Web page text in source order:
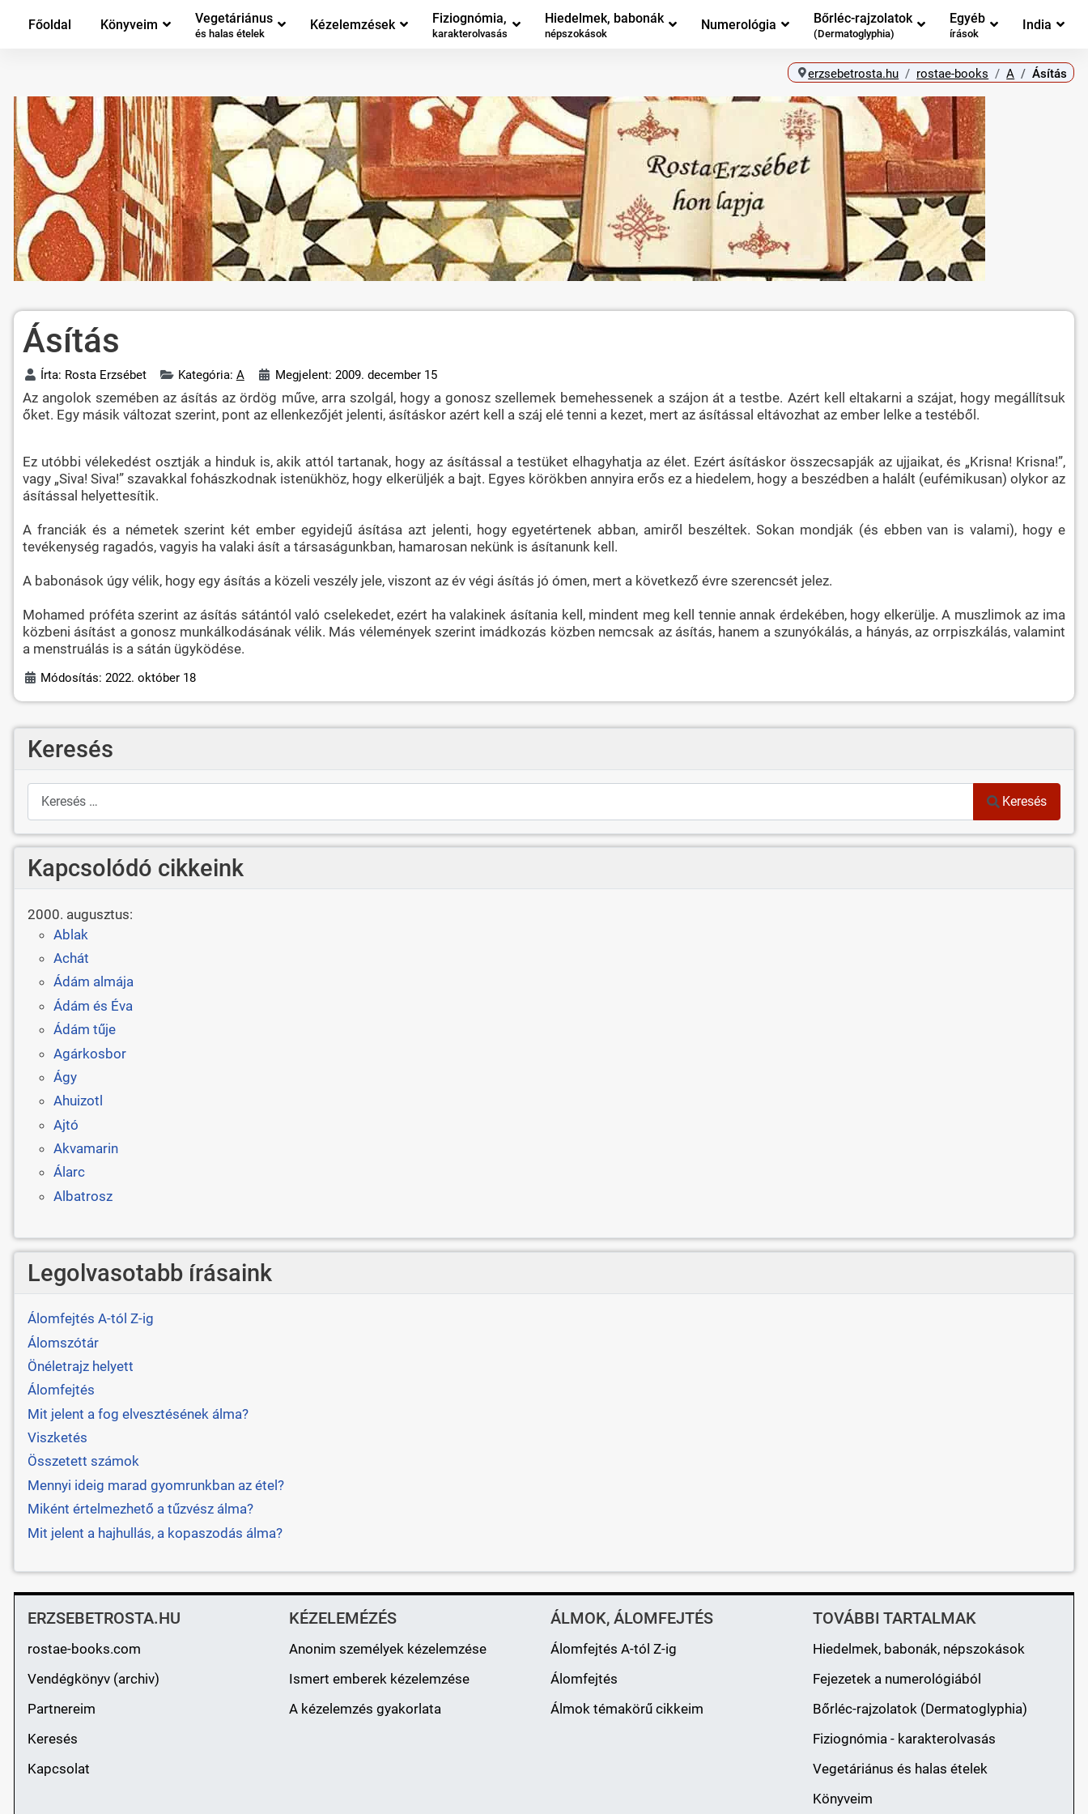
Főoldal Könyveim Vegetáriánus
és halas ételek
Kézelemzések Fiziognómia,
karakterolvasás
Hiedelmek, babonák
népszokások
Numerológia Bőrléc-rajzolatok
(Dermatoglyphia)
Egyéb
írások
India
erzsebetrosta.hu rostae-books A Ásítás
Ásítás
Írta: Rosta Erzsébet Kategória: A Megjelent: 2009. december 15
Az angolok szemében az ásítás az ördög műve, arra szolgál, hogy a gonosz szellemek bemehessenek a szájon át a testbe. Azért kell eltakarni a szájat, hogy megállítsuk
őket. Egy másik változat szerint, pont az ellenkezőjét jelenti, ásításkor azért kell a száj elé tenni a kezet, mert az ásítással eltávozhat az ember lelke a testéből.
Ez utóbbi vélekedést osztják a hinduk is, akik attól tartanak, hogy az ásítással a testüket elhagyhatja az élet. Ezért ásításkor összecsapják az ujjaikat, és „Krisna! Krisna!”,
vagy „Siva! Siva!” szavakkal fohászkodnak istenükhöz, hogy elkerüljék a bajt. Egyes körökben annyira erős ez a hiedelem, hogy a beszédben a halált (eufémikusan) olykor az
ásítással helyettesítik.
A franciák és a németek szerint két ember egyidejű ásítása azt jelenti, hogy egyetértenek abban, amiről beszéltek. Sokan mondják (és ebben van is valami), hogy e
tevékenység ragadós, vagyis ha valaki ásít a társaságunkban, hamarosan nekünk is ásítanunk kell.
A babonások úgy vélik, hogy egy ásítás a közeli veszély jele, viszont az év végi ásítás jó ómen, mert a következő évre szerencsét jelez.
Mohamed próféta szerint az ásítás sátántól való cselekedet, ezért ha valakinek ásítania kell, mindent meg kell tennie annak érdekében, hogy elkerülje. A muszlimok az ima
közbeni ásítást a gonosz munkálkodásának vélik. Más vélemények szerint imádkozás közben nemcsak az ásítás, hanem a szunyókálás, a hányás, az orrpiszkálás, valamint
a menstruálás is a sátán ügyködése.
Módosítás: 2022. október 18
Keresés
Keresés
Keresés
Kapcsolódó cikkeink
2000. augusztus:
Ablak
Achát
Ádám almája
Ádám és Éva
Ádám tűje
Agárkosbor
Ágy
Ahuizotl
Ajtó
Akvamarin
Álarc
Albatrosz
Legolvasotabb írásaink
Álomfejtés A-tól Z-ig
Álomszótár
Önéletrajz helyett
Álomfejtés
Mit jelent a fog elvesztésének álma?
Viszketés
Összetett számok
Mennyi ideig marad gyomrunkban az étel?
Miként értelmezhető a tűzvész álma?
Mit jelent a hajhullás, a kopaszodás álma?
ERZSEBETROSTA.HU
rostae-books.com
Vendégkönyv (archiv)
Partnereim
Keresés
Kapcsolat
KÉZELEMÉZÉS
Anonim személyek kézelemzése
Ismert emberek kézelemzése
A kézelemzés gyakorlata
ÁLMOK, ÁLOMFEJTÉS
Álomfejtés A-tól Z-ig
Álomfejtés
Álmok témakörű cikkeim
TOVÁBBI TARTALMAK
Hiedelmek, babonák, népszokások
Fejezetek a numerológiából
Bőrléc-rajzolatok (Dermatoglyphia)
Fiziognómia - karakterolvasás
Vegetáriánus és halas ételek
Könyveim